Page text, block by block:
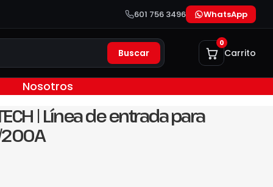
601 756 3496 WhatsApp
Buscar
0
Carrito
Nosotros
| Línea de entrada para
200A